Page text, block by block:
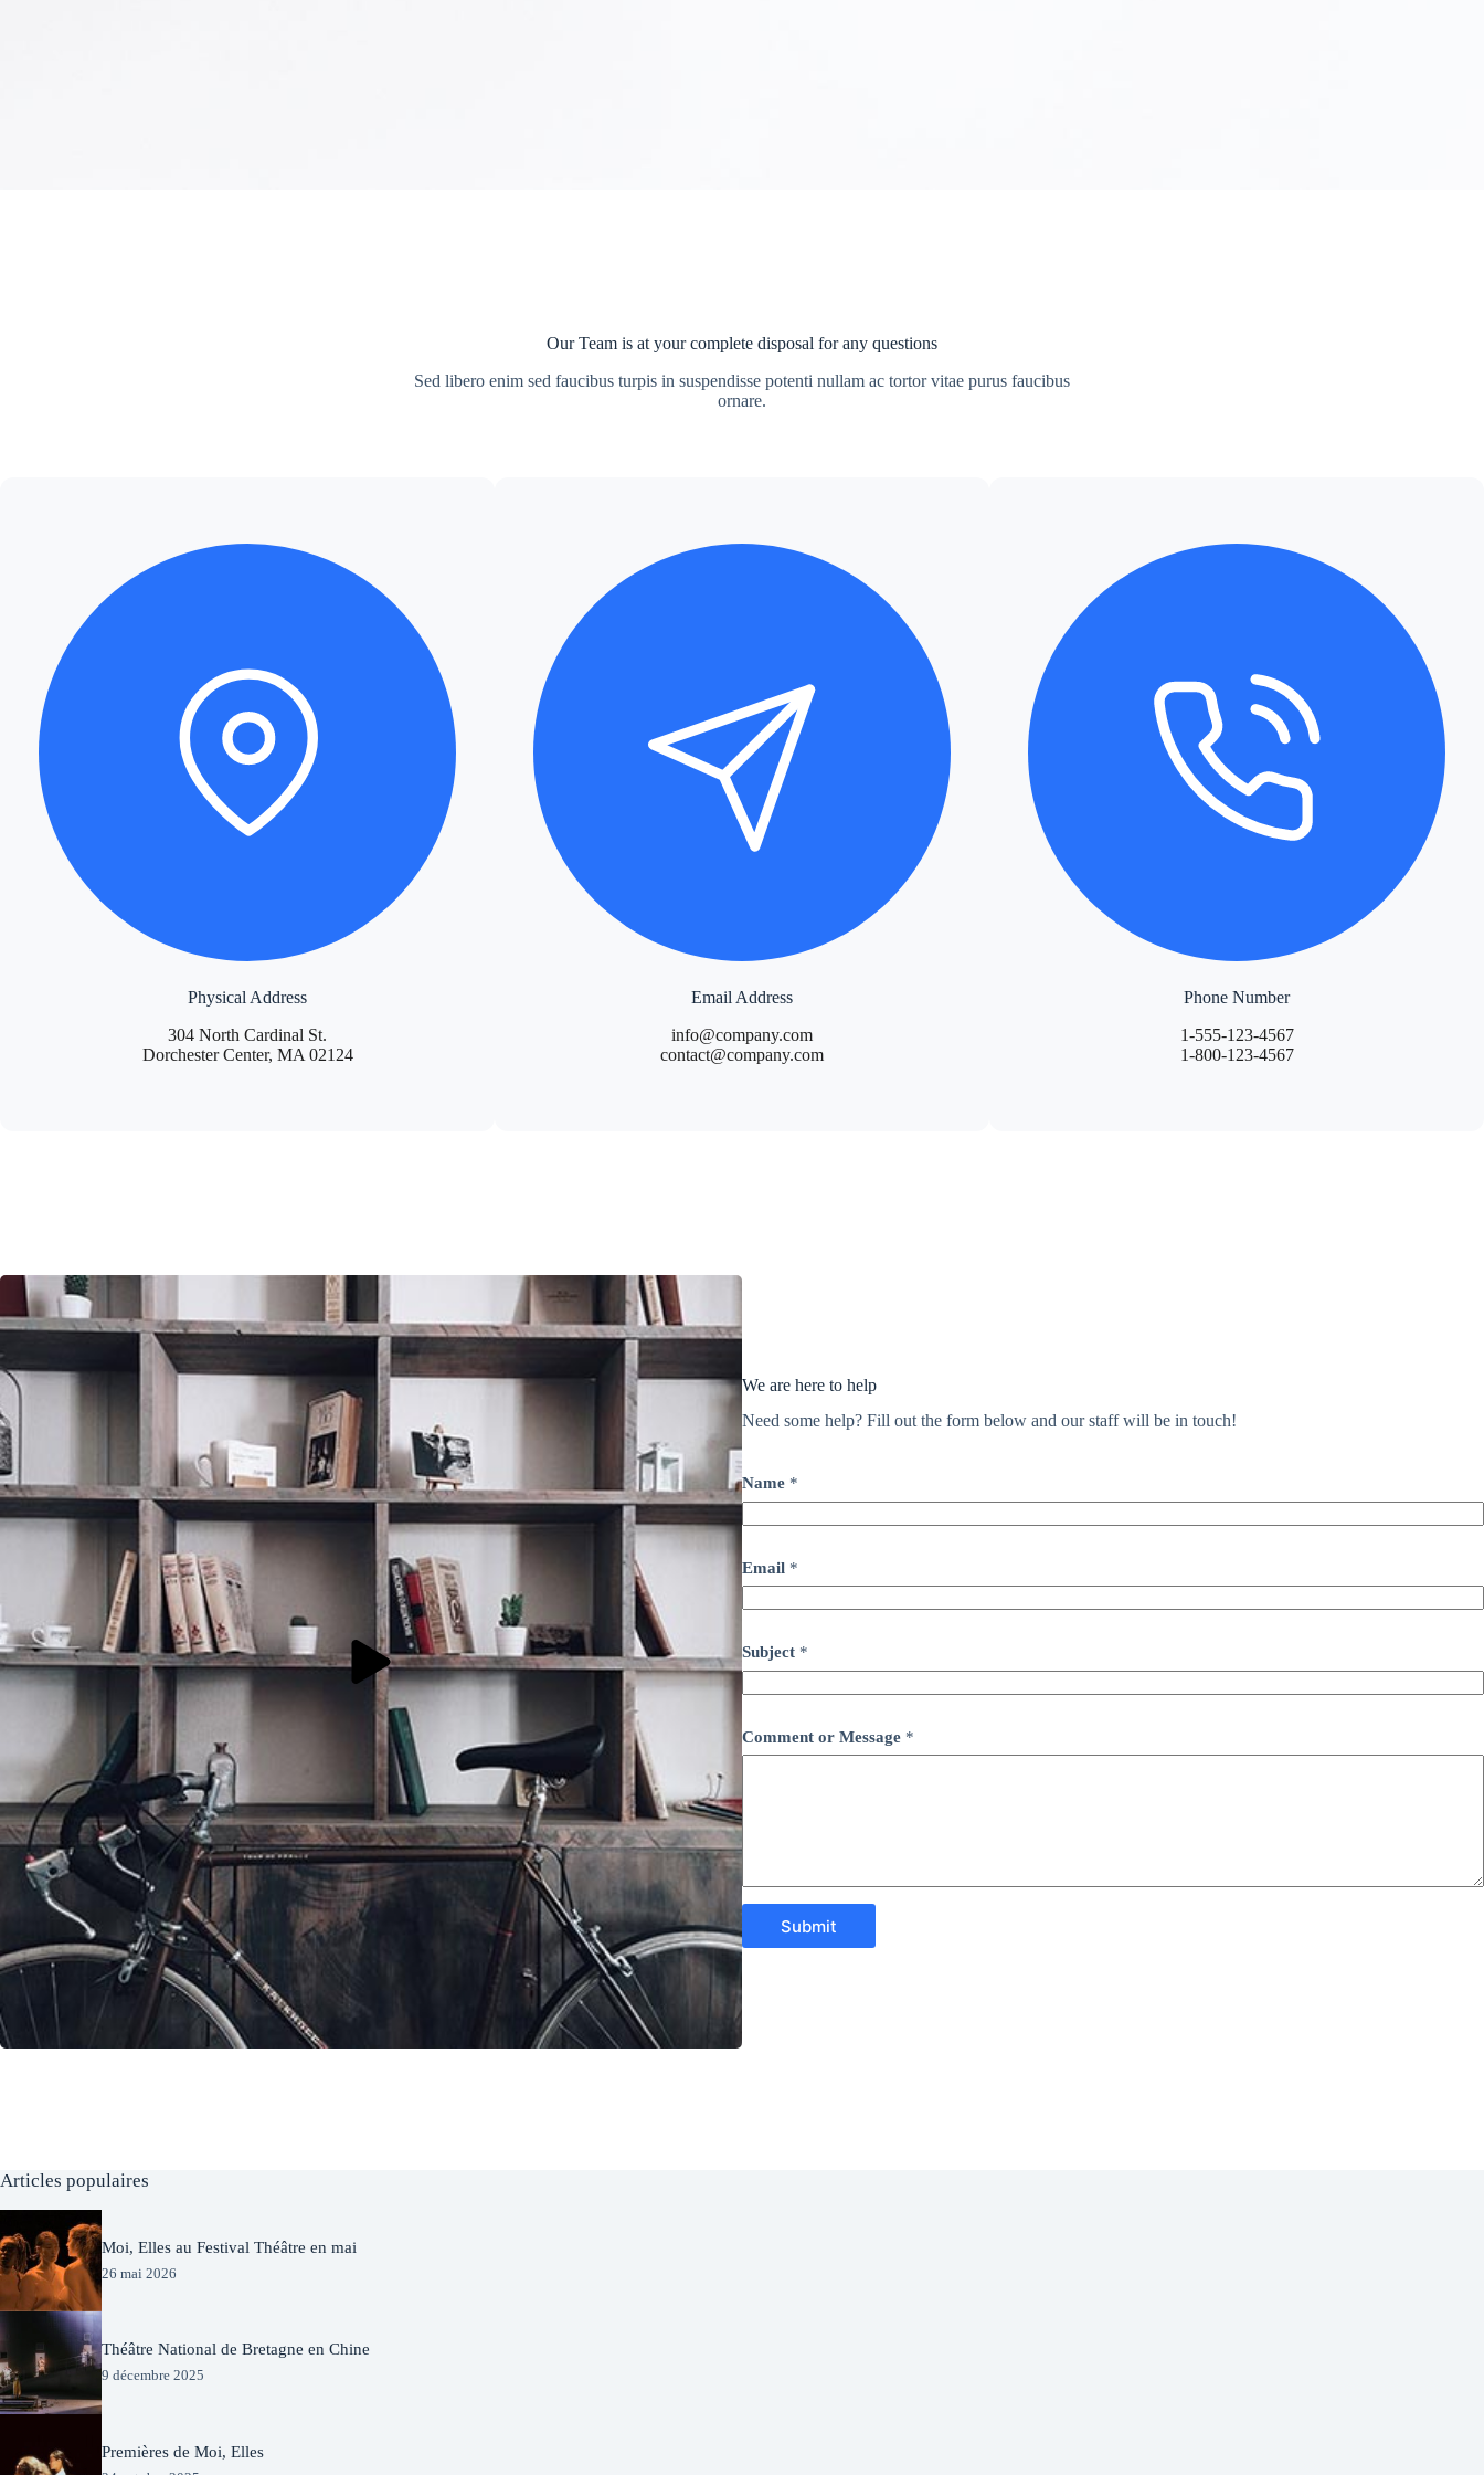
Our Team is at your complete disposal for any questions
Sed libero enim sed faucibus turpis in suspendisse potenti nullam ac tortor vitae purus faucibus
ornare.
Physical Address
304 North Cardinal St.
Dorchester Center, MA 02124
Email Address
info@company.com
contact@company.com
Phone Number
1-555-123-4567
1-800-123-4567
We are here to help
Need some help? Fill out the form below and our staff will be in touch!
Name *
Email *
Subject *
Comment or Message *
Submit
Articles populaires
Moi, Elles au Festival Théâtre en mai
26 mai 2026
Théâtre National de Bretagne en Chine
9 décembre 2025
Premières de Moi, Elles